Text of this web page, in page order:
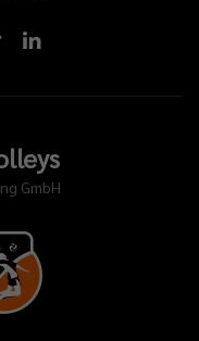
GmbH